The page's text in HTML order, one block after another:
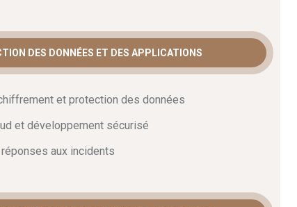
réponses aux menaces
critique pour maintenir unearchitecture de
n’aura plus de secrets pour vous après ce cursus.
parfaitement ces outils dans vos futurs projets
DES DONNÉES ET DES APPLICATIONS
et protection des données
et développement sécurisé
aux incidents